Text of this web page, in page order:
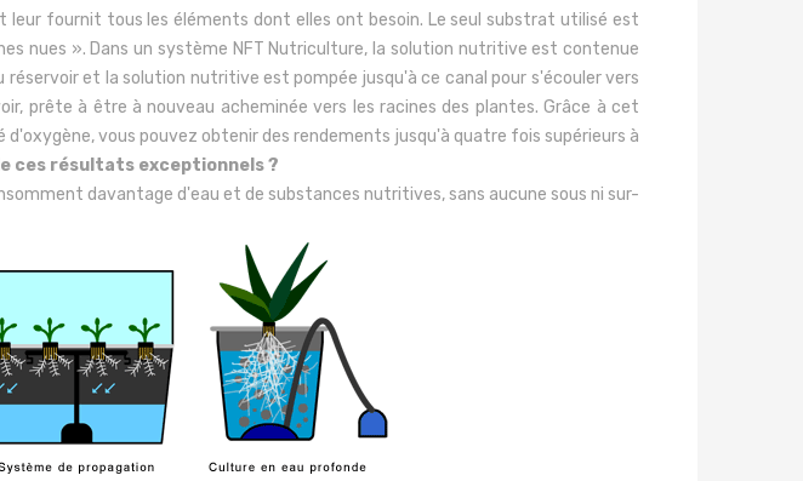
fournit tous les éléments dont elles ont besoin. Le seul substrat utilisé est
nues ». Dans un système NFT Nutriculture, la solution nutritive est contenue
et la solution nutritive est pompée jusqu'à ce canal pour s'écouler vers
prête à être à nouveau acheminée vers les racines des plantes. Grâce à cet
vous pouvez obtenir des rendements jusqu'à quatre fois supérieurs à
ces résultats exceptionnels ?
davantage d'eau et de substances nutritives, sans aucune sous ni sur-